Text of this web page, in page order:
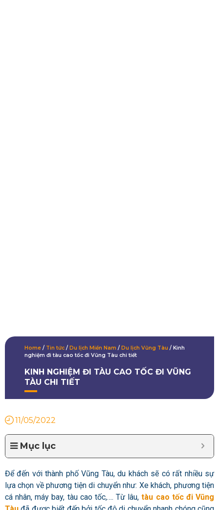
Home / Tin tức / Du lịch Miền Nam / Du lịch Vũng Tàu / Kinh
nghiệm đi tàu cao tốc đi Vũng Tàu chi tiết
KINH NGHIỆM ĐI TÀU CAO TỐC ĐI VŨNG
TÀU CHI TIẾT
11/05/2022
Mục lục
Để đến với thành phố Vũng Tàu, du khách sẽ có rất nhiều sự
lựa chọn về phương tiện di chuyển như: Xe khách, phương tiện
cá nhân, máy bay, tàu cao tốc,…. Từ lâu,tàu cao tốc đi Vũng